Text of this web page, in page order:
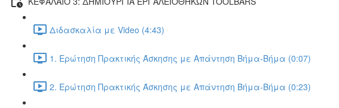
Διδασκαλία με Video (4:43)
1. Ερώτηση Πρακτικής Άσκησης με Απάντηση Βήμα-Βήμα (0:07)
2. Ερώτηση Πρακτικής Άσκησης με Απάντηση Βήμα-Βήμα (0:23)